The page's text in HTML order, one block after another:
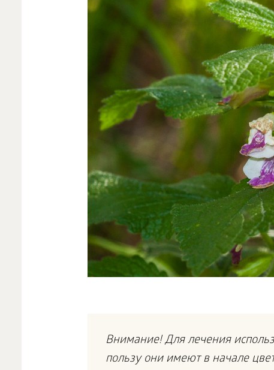
Внимание! Для лечения
пользу они имеют в начале